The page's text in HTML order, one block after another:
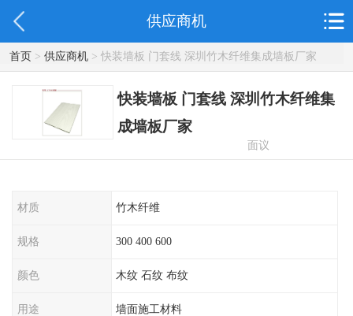
供应商机
首页> 供应商机> 快装墙板 门套线 深圳竹木纤维集成墙板厂家
快装墙板 门套线 深圳竹木纤维集
成墙板厂家
面议
材质 竹木纤维
规格 300 400 600
颜色 木纹 石纹 布纹
用途 墙面施工材料